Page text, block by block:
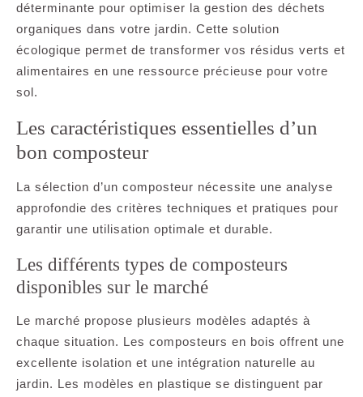
déterminante pour optimiser la gestion des déchets
organiques dans votre jardin. Cette solution
écologique permet de transformer vos résidus verts et
alimentaires en une ressource précieuse pour votre
sol.
Les caractéristiques essentielles d’un
bon composteur
La sélection d’un composteur nécessite une analyse
approfondie des critères techniques et pratiques pour
garantir une utilisation optimale et durable.
Les différents types de composteurs
disponibles sur le marché
Le marché propose plusieurs modèles adaptés à
chaque situation. Les composteurs en bois offrent une
excellente isolation et une intégration naturelle au
jardin. Les modèles en plastique se distinguent par